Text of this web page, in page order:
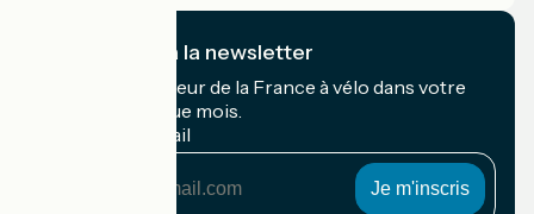
Je m'abonne à la newsletter
Recevez le meilleur de la France à vélo dans votre
boîte mail chaque mois.
Mon adresse mail